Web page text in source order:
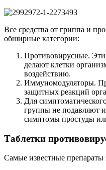
Все средства от гриппа и
обширные категории:
Противовирусные. Эти
делают клетки
воздействию.
Иммуномодуляторы.
защитных реакций
Для
группы не подавляют
симптомы простуды
Таблетки
Самые известные препараты